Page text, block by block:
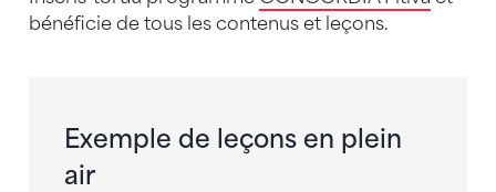
bénéficie de tous les contenus et leçons.
Exemple de leçons en plein
air